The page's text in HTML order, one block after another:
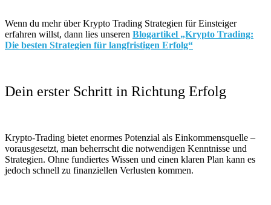
Wenn du mehr über Krypto Trading Strategien für Einsteiger
erfahren willst, dann lies unseren Blogartikel „Krypto Trading:
Die besten Strategien für langfristigen Erfolg“
Dein erster Schritt in Richtung Erfolg
Krypto-Trading bietet enormes Potenzial als Einkommensquelle –
vorausgesetzt, man beherrscht die notwendigen Kenntnisse und
Strategien. Ohne fundiertes Wissen und einen klaren Plan kann es
jedoch schnell zu finanziellen Verlusten kommen.